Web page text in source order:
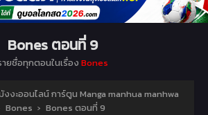
Bones ตอนที่ 9
ายชื่อทุกตอนในเรื่อง Bones
งะออนไลน์ การ์ตูน Manga manhua manhwa
Bones › Bones ตอนที่ 9